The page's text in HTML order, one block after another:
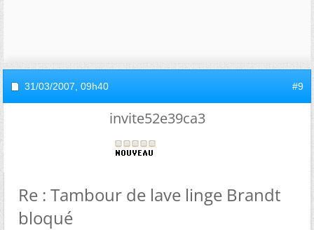
31/03/2007, 09h40 #9
invite52e39ca3
Re : Tambour de lave linge Brandt
bloqué